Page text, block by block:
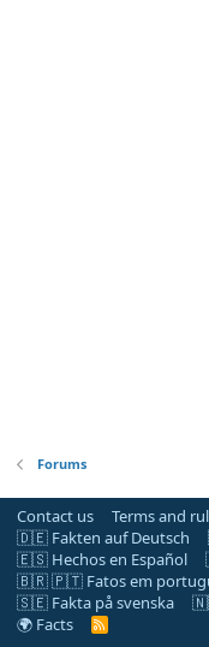
Forums
Contact us Terms and
🇩🇪 Fakten auf Deutsch
🇪🇸 Hechos en Español
🇧🇷 🇵🇹 Fatos em
🇸🇪 Fakta på svenska
🌍 Facts
R